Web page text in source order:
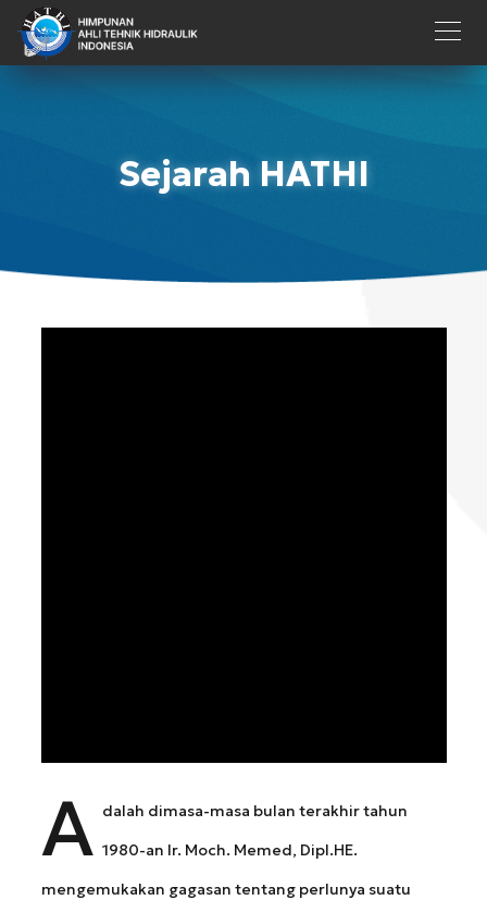
Sejarah HATHI
A dalah dimasa-masa bulan terakhir tahun
1980-an Ir. Moch. Memed, Dipl.HE.
mengemukakan gagasan tentang perlunya suatu